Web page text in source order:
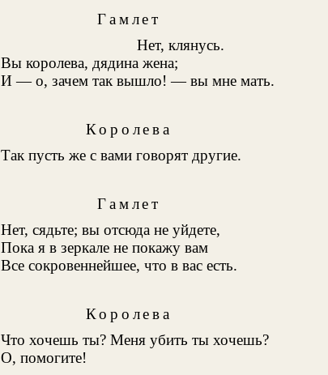
Гамлет
Нет, клянусь.
Вы королева, дядина жена;
И — о, зачем так вышло! — вы мне мать.
Королева
Так пусть же с вами говорят другие.
Гамлет
Нет, сядьте; вы отсюда не уйдете,
Пока я в зеркале не покажу вам
Все сокровеннейшее, что в вас есть.
Королева
Что хочешь ты? Меня убить ты хочешь?
О, помогите!